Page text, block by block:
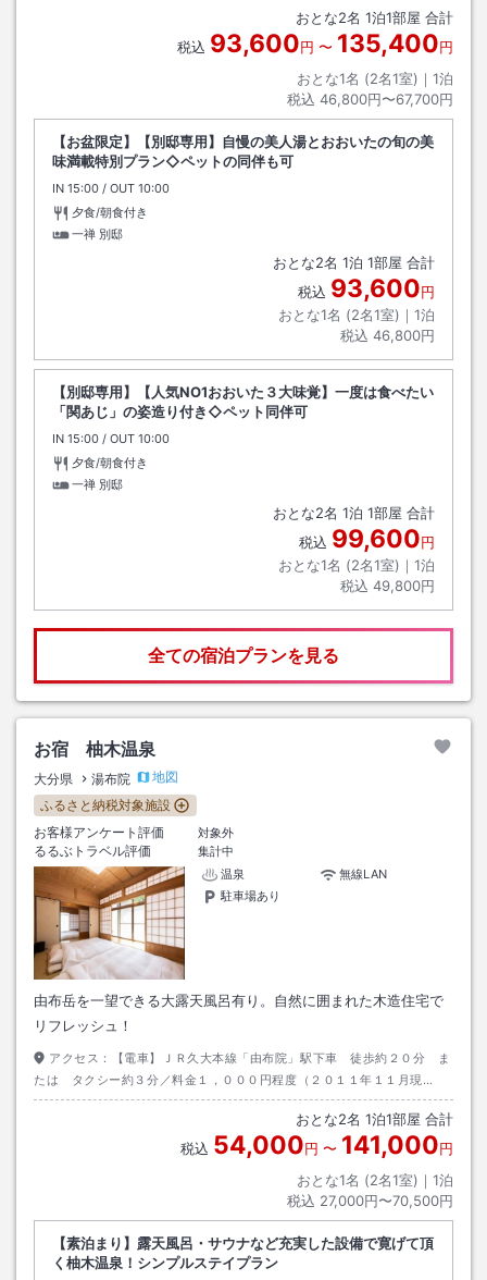
おとな2名 1泊1部屋 合計
税込 93,600円 〜 135,400円
おとな1名 (2名1室)｜ 1泊
税込 46,800円〜67,700円
【お盆限定】【別邸専用】自慢の美人湯とおおいたの旬の美
味満載特別プラン◇ペットの同伴も可
IN チェックイン
15:00 / OUT チェックアウト
10:00
夕食/朝食付き
一禅 別邸
おとな2名 1泊 1部屋 合計
税込 93,600円
おとな1名 (2名1室)｜ 1泊
税込 46,800円
【別邸専用】【人気NO1おおいた３大味覚】一度は食べたい
「関あじ」の姿造り付き◇ペット同伴可
IN チェックイン
15:00 / OUT チェックアウト
10:00
夕食/朝食付き
一禅 別邸
おとな2名 1泊 1部屋 合計
税込 99,600円
おとな1名 (2名1室)｜ 1泊
税込 49,800円
全ての宿泊プランを見る
お宿 柚木温泉
大分県 湯布院
地図
ふるさと納税対象施設
お客様アンケート評価
対象外
るるぶトラベル評価
集計中
温泉
無線LAN
駐車場あり
由布岳を一望できる大露天風呂有り。自然に囲まれた木造住宅で
リフレッシュ！
アクセス：
【電車】ＪＲ久大本線「由布院」駅下車 徒歩約２０分 ま
たは タクシー約３分／料金１，０００円程度（２０１１年１１月現
在） 【お車】湯布院Ｉ．Ｃより県道２１６号線へ
おとな2名 1泊1部屋 合計
税込 54,000円 〜 141,000円
おとな1名 (2名1室)｜ 1泊
税込 27,000円〜70,500円
【素泊まり】露天風呂・サウナなど充実した設備で寛げて頂
く柚木温泉！シンプルステイプラン